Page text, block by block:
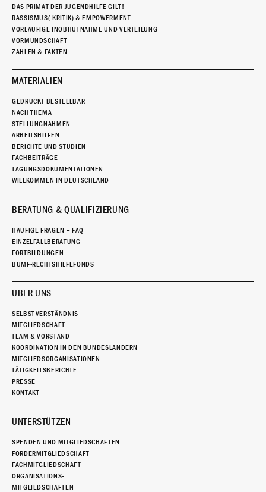
DAS PRIMAT DER JUGENDHILFE GILT!
RASSISMUS(-KRITIK) & EMPOWERMENT
VORLÄUFIGE INOBHUTNAHME UND VERTEILUNG
VORMUNDSCHAFT
ZAHLEN & FAKTEN
MATERIALIEN
GEDRUCKT BESTELLBAR
NACH THEMA
STELLUNGNAHMEN
ARBEITSHILFEN
BERICHTE UND STUDIEN
FACHBEITRÄGE
TAGUNGSDOKUMENTATIONEN
WILLKOMMEN IN DEUTSCHLAND
BERATUNG & QUALIFIZIERUNG
HÄUFIGE FRAGEN – FAQ
EINZELFALLBERATUNG
FORTBILDUNGEN
BUMF-RECHTSHILFEFONDS
ÜBER UNS
SELBSTVERSTÄNDNIS
MITGLIEDSCHAFT
TEAM & VORSTAND
KOORDINATION IN DEN BUNDESLÄNDERN
MITGLIEDSORGANISATIONEN
TÄTIGKEITSBERICHTE
PRESSE
KONTAKT
UNTERSTÜTZEN
SPENDEN UND MITGLIEDSCHAFTEN
FÖRDERMITGLIEDSCHAFT
FACHMITGLIEDSCHAFT
ORGANISATIONS-
MITGLIEDSCHAFTEN